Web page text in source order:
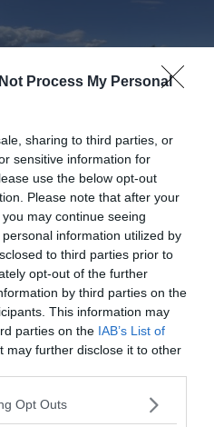
Process My Personal
sharing to third parties, or
sensitive information for
use the below opt-out
Please note that after your
may continue seeing
information utilized by
to third parties prior to
opt-out of the further
by third parties on the
This information may
parties on the IAB’s List of
may further disclose it to other
Opt Outs
Crédit photo — Facebook